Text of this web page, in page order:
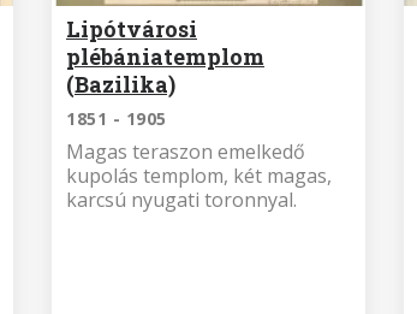
Lipótvárosi
plébániatemplom
(Bazilika)
1851 - 1905
Magas teraszon emelkedő
kupolás templom, két magas,
karcsú nyugati toronnyal.